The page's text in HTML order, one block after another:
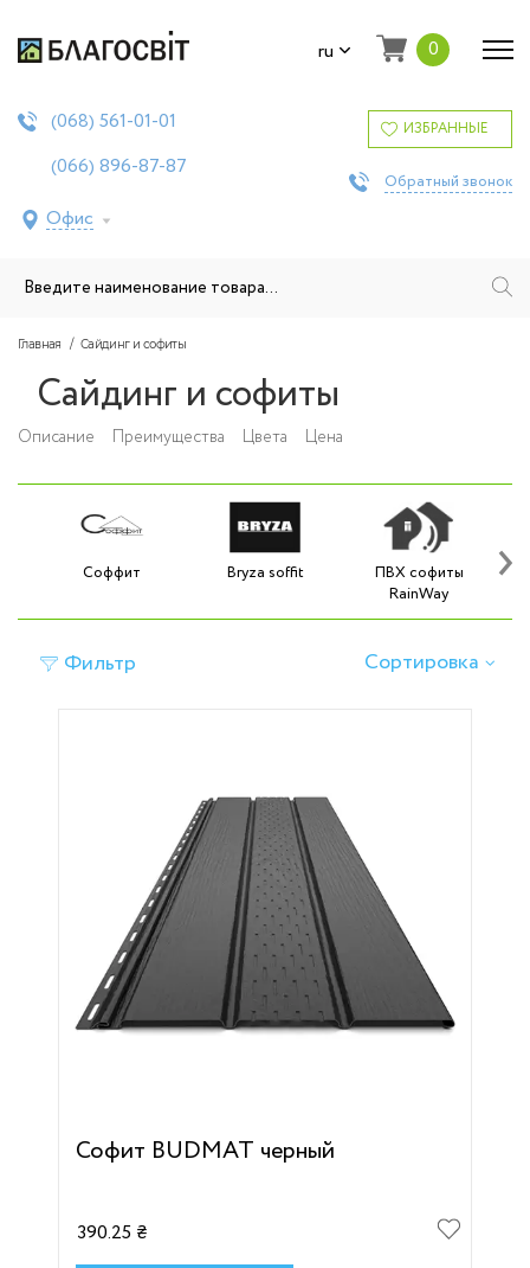
ru 0
(068) 561-01-01
(066) 896-87-87
Офис
ИЗБРАННЫЕ
Обратный звонок
Главная Сайдинг и софиты
Сайдинг и софиты
Описание Преимущества Цвета Цена
Соффит Bryza soffit
ПВХ софиты
RainWay
›
Фильтр Сортировка
Софит BUDMAT черный
390.25 ₴